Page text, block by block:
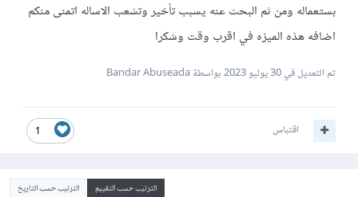
بستعماله ومن ثم البحث عنه يسبب تأخير وتشعب الاساله اتمنى منكم
اضافه هذه الميزه في اقرب وقت وشكرا
تم التعديل في30 يوليو 2023 بواسطة Bandar Abuseada
1 اقتباس
الترتيب حسب التقييم الترتيب حسب التاريخ